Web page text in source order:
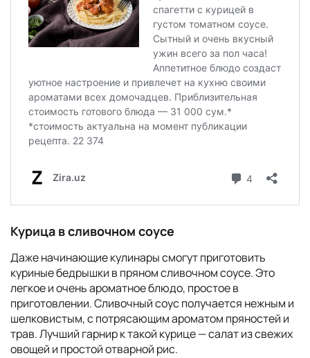
Курица в сливочном соусе
Даже начинающие кулинары смогут приготовить
куриные бедрышки в пряном сливочном соусе. Это
легкое и очень ароматное блюдо, простое в
приготовлении. Сливочный соус получается нежным и
шелковистым, с потрясающим ароматом пряностей и
трав. Лучший гарнир к такой курице — салат из свежих
овощей и простой отварной рис.